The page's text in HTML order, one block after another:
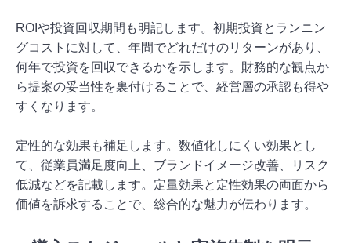
ROIや投資回収期間も明記します。初期投資とランニン
グコストに対して、年間でどれだけのリターンがあり、
何年で投資を回収できるかを示します。財務的な観点か
ら提案の妥当性を裏付けることで、経営層の承認も得や
すくなります。
定性的な効果も補足します。数値化しにくい効果とし
て、従業員満足度向上、ブランドイメージ改善、リスク
低減などを記載します。定量効果と定性効果の両面から
価値を訴求することで、総合的な魅力が伝わります。